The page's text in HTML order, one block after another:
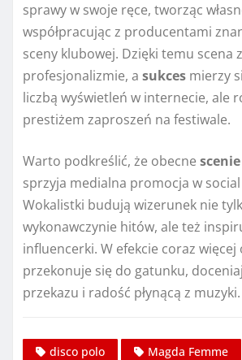
sprawy w swoje ręce, tworząc
współpracując z producentami
sceny klubowej. Dzięki temu scena
profesjonalizmie, a sukces mierzy
liczbą wyświetleń w internecie, ale
prestiżem zaproszeń na festiwale.
Warto podkreślić, że obecne scenie
sprzyja medialna promocja w
Wokalistki budują wizerunek nie
wykonawczynie hitów, ale też
influencerki. W efekcie coraz
przekonuje się do gatunku,
przekazu i radość płynącą z muzyki.
disco polo
Magda Femme